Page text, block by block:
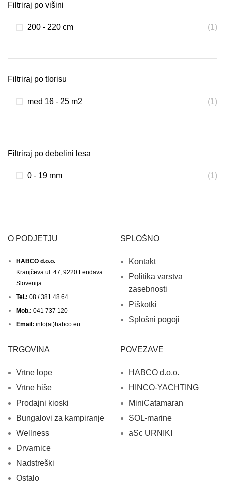
Filtriraj po višini
200 - 220 cm (1)
Filtriraj po tlorisu
med 16 - 25 m2 (1)
Filtriraj po debelini lesa
0 - 19 mm (1)
O PODJETJU
HABCO d.o.o.
Kranjčeva ul. 47, 9220 Lendava
Slovenija
Tel.: 08 / 381 48 64
Mob.: 041 737 120
Email: info(at)habco.eu
SPLOŠNO
Kontakt
Politika varstva
zasebnosti
Piškotki
Splošni pogoji
TRGOVINA
Vrtne lope
Vrtne hiše
Prodajni kioski
Bungalovi za kampiranje
Wellness
Drvarnice
Nadstreški
Ostalo
POVEZAVE
HABCO d.o.o.
HINCO-YACHTING
MiniCatamaran
SOL-marine
aSc URNIKI